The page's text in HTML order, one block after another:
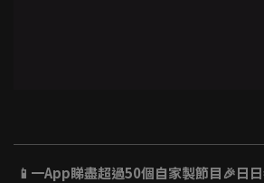
📱一App睇盡超過50個自家製節目🎉日